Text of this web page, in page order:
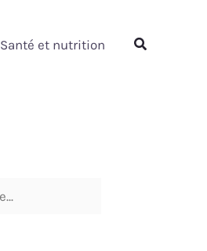
Santé et nutrition Rechercher